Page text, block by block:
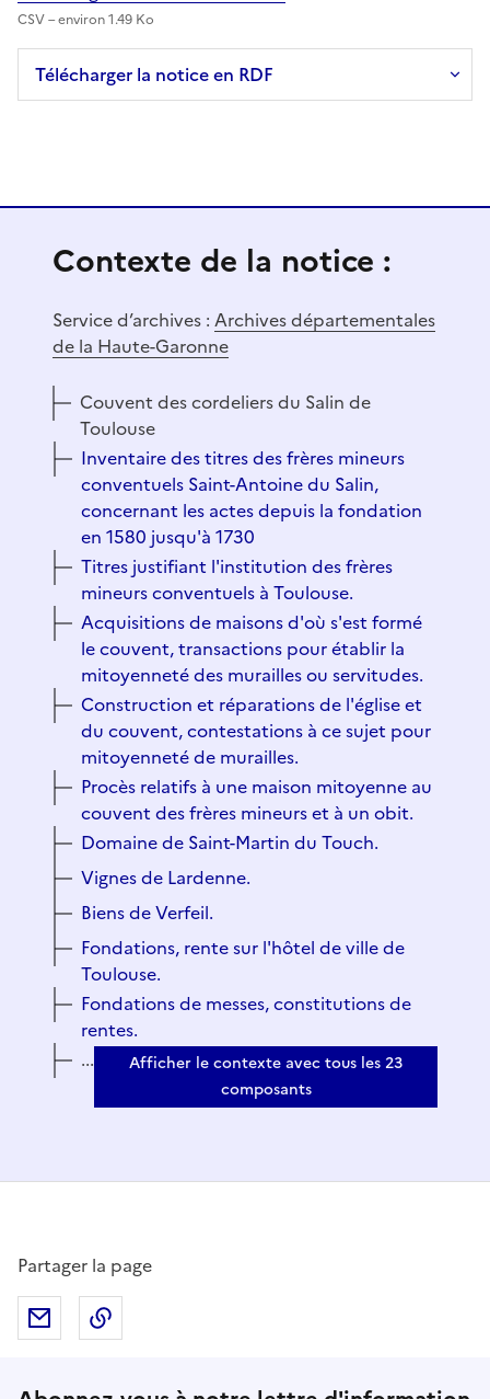
CSV – environ 1.49 Ko
Télécharger la notice en RDF
Contexte de la notice :
Service d’archives : Archives départementales
de la Haute-Garonne
Couvent des cordeliers du Salin de
Toulouse
Inventaire des titres des frères mineurs
conventuels Saint-Antoine du Salin,
concernant les actes depuis la fondation
en 1580 jusqu'à 1730
Titres justifiant l'institution des frères
mineurs conventuels à Toulouse.
Acquisitions de maisons d'où s'est formé
le couvent, transactions pour établir la
mitoyenneté des murailles ou servitudes.
Construction et réparations de l'église et
du couvent, contestations à ce sujet pour
mitoyenneté de murailles.
Procès relatifs à une maison mitoyenne au
couvent des frères mineurs et à un obit.
Domaine de Saint-Martin du Touch.
Vignes de Lardenne.
Biens de Verfeil.
Fondations, rente sur l'hôtel de ville de
Toulouse.
Fondations de messes, constitutions de
rentes.
...
Afficher le contexte avec tous les 23
composants
Partager la page
Partager par mail